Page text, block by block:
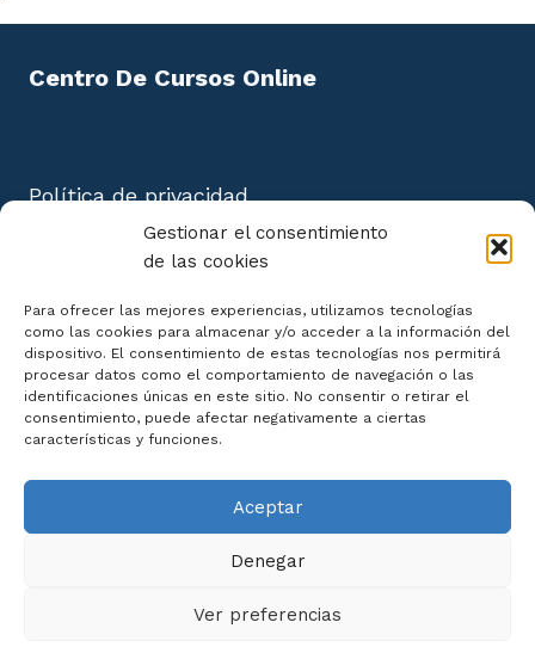
Gestionar el consentimiento
de las cookies
Para ofrecer las mejores experiencias, utilizamos tecnologías
como las cookies para almacenar y/o acceder a la información del
dispositivo. El consentimiento de estas tecnologías nos permitirá
procesar datos como el comportamiento de navegación o las
identificaciones únicas en este sitio. No consentir o retirar el
consentimiento, puede afectar negativamente a ciertas
características y funciones.
Aceptar
Denegar
Ver preferencias
Centro De Cursos Online
Política de privacidad
Aviso Legal
Política de cookies
Declaración de Accesibilidad